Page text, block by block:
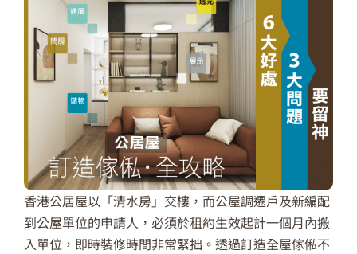
香港公居屋以「清水房」交樓，而公屋調遷戶及新編配
到公屋單位的申請人，必須於租約生效起計一個月內搬
入單位，即時裝修時間非常緊拙。透過訂造全屋傢俬不